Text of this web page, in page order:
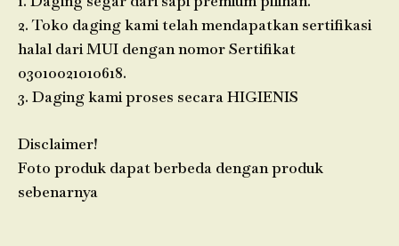
2. Toko daging kami telah mendapatkan sertifikasi
halal dari MUI dengan nomor Sertifikat
03010021010618.
3. Daging kami proses secara HIGIENIS
Disclaimer!
Foto produk dapat berbeda dengan produk
sebenarnya